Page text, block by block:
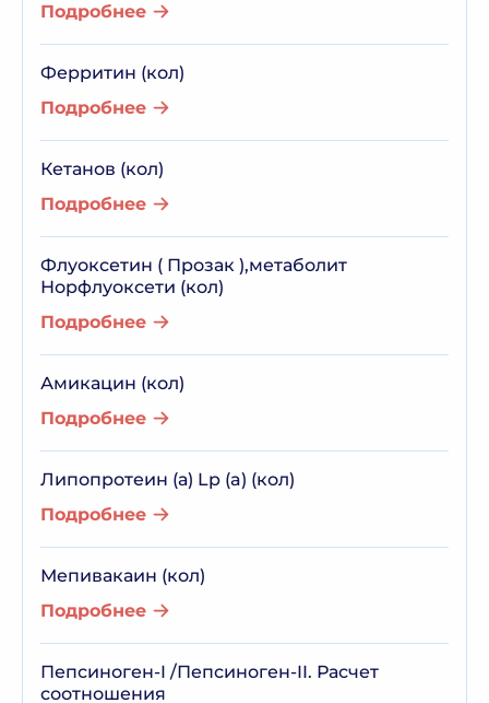
Подробнее
Ферритин (кол)
Подробнее
Кетанов (кол)
Подробнее
Флуоксетин ( Прозак ),метаболит
Норфлуоксети (кол)
Подробнее
Амикацин (кол)
Подробнее
Липопротеин (а) Lp (a) (кол)
Подробнее
Мепивакаин (кол)
Подробнее
Пепсиноген-I /Пепсиноген-II. Расчет
соотношения